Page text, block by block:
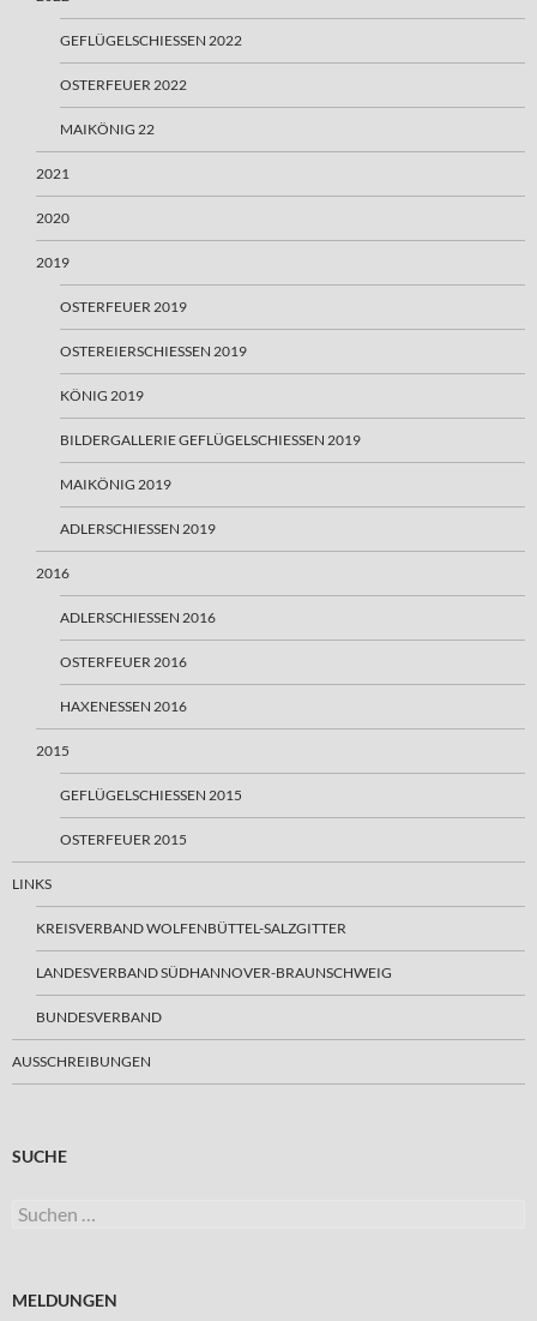
GEFLÜGELSCHIESSEN 2022
OSTERFEUER 2022
MAIKÖNIG 22
2021
2020
2019
OSTERFEUER 2019
OSTEREIERSCHIESSEN 2019
KÖNIG 2019
BILDERGALLERIE GEFLÜGELSCHIESSEN 2019
MAIKÖNIG 2019
ADLERSCHIESSEN 2019
2016
ADLERSCHIESSEN 2016
OSTERFEUER 2016
HAXENESSEN 2016
2015
GEFLÜGELSCHIESSEN 2015
OSTERFEUER 2015
LINKS
KREISVERBAND WOLFENBÜTTEL-SALZGITTER
LANDESVERBAND SÜDHANNOVER-BRAUNSCHWEIG
BUNDESVERBAND
AUSSCHREIBUNGEN
SUCHE
Suchen
MELDUNGEN